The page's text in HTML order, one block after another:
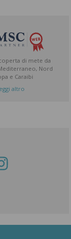
di mete da
Nord
e Caraibi
altro